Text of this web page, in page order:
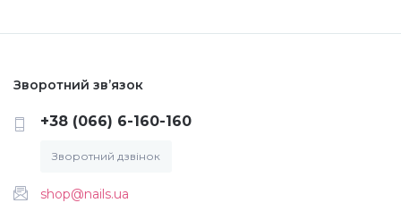
Аксесуари
Зворотний зв’язок
+38 (066) 6-160-160
Зворотний дзвінок
shop@nails.ua